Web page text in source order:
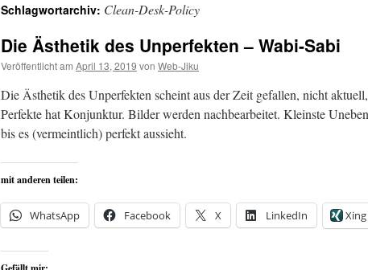
Schlagwortarchiv: Clean-Desk-Policy
Die Ästhetik des Unperfekten – Wabi-Sabi
Veröffentlicht am April 13, 2019 von Web-Jiku
Die Ästhetik des Unperfekten scheint aus der Zeit gefallen, nicht
Perfekte hat Konjunktur. Bilder werden nachbearbeitet. Kleinste
bis es (vermeintlich) perfekt aussieht.
mit anderen teilen:
WhatsApp Facebook X LinkedIn Xing